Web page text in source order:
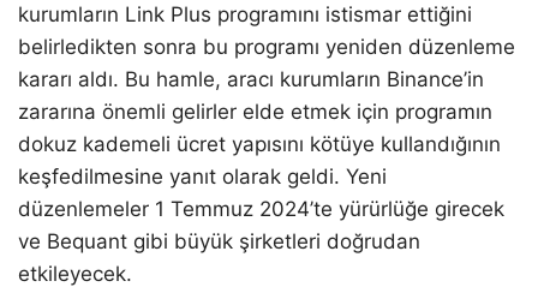
kurumların Link Plus programını istismar ettiğini
belirledikten sonra bu programı yeniden düzenleme
kararı aldı. Bu hamle, aracı kurumların Binance’in
zararına önemli gelirler elde etmek için programın
dokuz kademeli ücret yapısını kötüye kullandığının
keşfedilmesine yanıt olarak geldi. Yeni
düzenlemeler 1 Temmuz 2024’te yürürlüğe girecek
ve Bequant gibi büyük şirketleri doğrudan
etkileyecek.